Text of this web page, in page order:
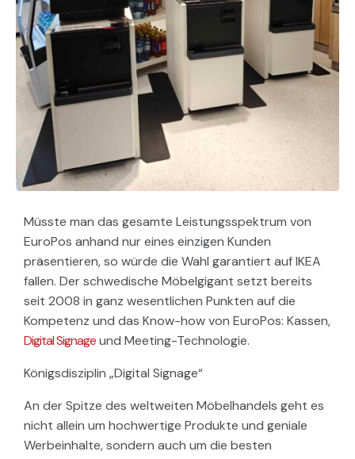
Müsste man das gesamte Leistungsspektrum von
EuroPos anhand nur eines einzigen Kunden
präsentieren, so würde die Wahl garantiert auf IKEA
fallen. Der schwedische Möbelgigant setzt bereits
seit 2008 in ganz wesentlichen Punkten auf die
Kompetenz und das Know-how von EuroPos: Kassen,
Digital Signageund Meeting-Technologie.
Königsdisziplin „Digital Signage“
An der Spitze des weltweiten Möbelhandels geht es
nicht allein um hochwertige Produkte und geniale
Werbeinhalte, sondern auch um die besten